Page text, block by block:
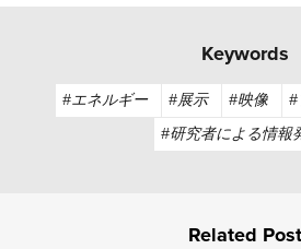
Keywords
#エネルギー #展示 #映像
#
#研究者による情報
Related Post